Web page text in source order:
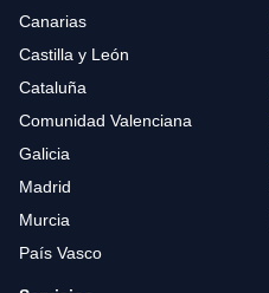
Canarias
Castilla y León
Cataluña
Comunidad Valenciana
Galicia
Madrid
Murcia
País Vasco